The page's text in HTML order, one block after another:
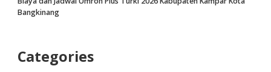
Bangkinang
Categories